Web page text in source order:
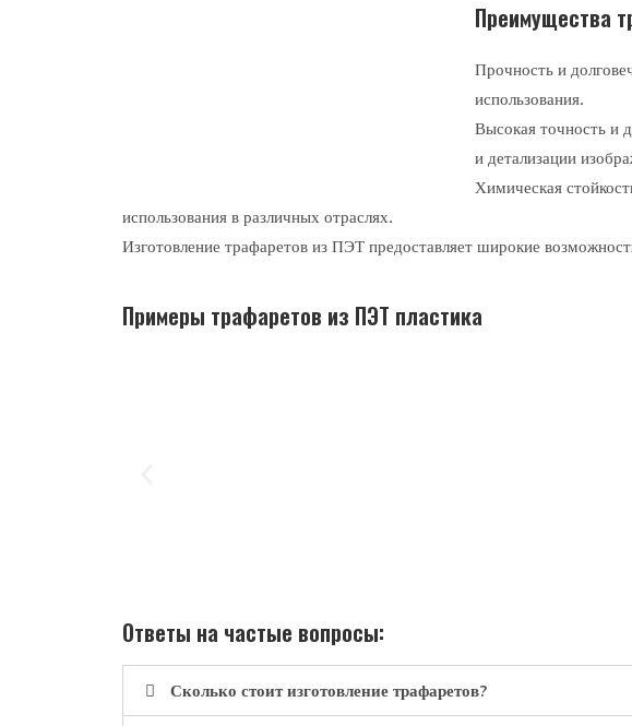
Преимущества
Прочность и
использования.
Высокая точность и
и детализации
Химическая
использования в различных отраслях.
Изготовление трафаретов из ПЭТ предоставляет широкие
Примеры трафаретов из ПЭТ пластика
Ответы на частые вопросы:
Сколько стоит изготовление трафаретов?